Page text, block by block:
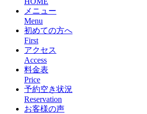
メニュー
Menu
初めての方へ
First
アクセス
Access
料金表
Price
予約空き状況
Reservation
お客様の声